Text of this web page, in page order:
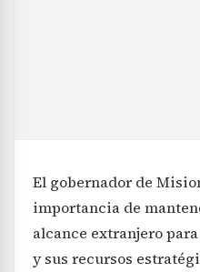
El gobernador de
importancia de
alcance extranjero
y sus recursos